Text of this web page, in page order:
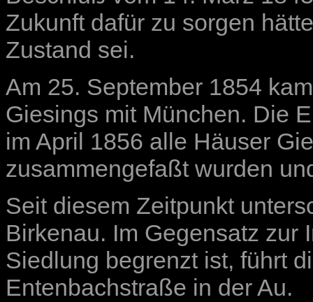
Zukunft dafür zu sorgen
Zustand sei.
Am 25. September 1854
Giesings mit München. Die
im April 1856 alle Häuser
zusammengefaßt wurden
Seit diesem Zeitpunkt
Birkenau. Im Gegensatz zur
Siedlung begrenzt ist, führt
Entenbachstraße in der Au.